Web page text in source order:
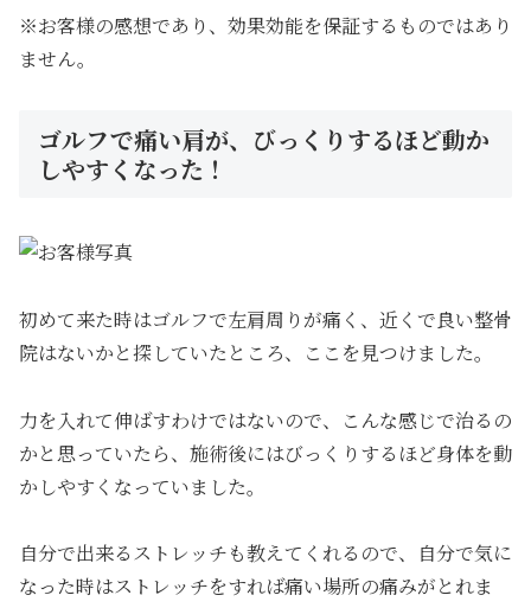
※お客様の感想であり、効果効能を保証するものではあり
ません。
ゴルフで痛い肩が、びっくりするほど動か
しやすくなった！
初めて来た時はゴルフで左肩周りが痛く、近くで良い整骨
院はないかと探していたところ、ここを見つけました。
力を入れて伸ばすわけではないので、こんな感じで治るの
かと思っていたら、施術後にはびっくりするほど身体を動
かしやすくなっていました。
自分で出来るストレッチも教えてくれるので、自分で気に
なった時はストレッチをすれば痛い場所の痛みがとれま